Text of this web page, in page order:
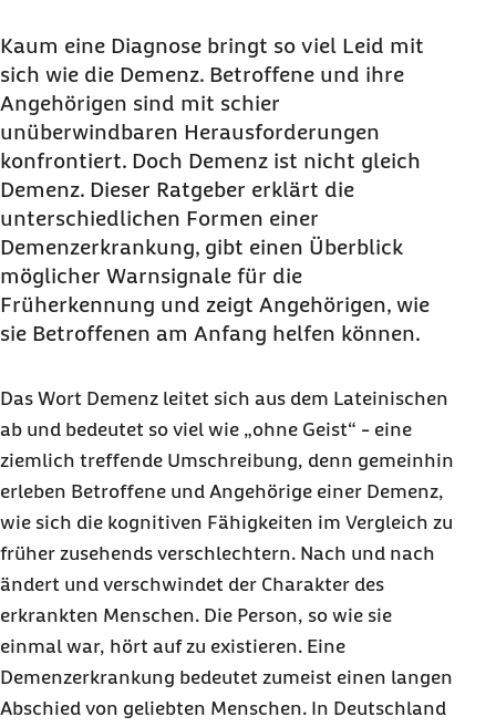
Kaum eine Diagnose bringt so viel Leid mit
sich wie die Demenz. Betroffene und ihre
Angehörigen sind mit schier
unüberwindbaren Herausforderungen
konfrontiert. Doch Demenz ist nicht gleich
Demenz. Dieser Ratgeber erklärt die
unterschiedlichen Formen einer
Demenzerkrankung, gibt einen Überblick
möglicher Warnsignale für die
Früherkennung und zeigt Angehörigen, wie
sie Betroffenen am Anfang helfen können.
Das Wort Demenz leitet sich aus dem Lateinischen
ab und bedeutet so viel wie „ohne Geist“ - eine
ziemlich treffende Umschreibung, denn gemeinhin
erleben Betroffene und Angehörige einer Demenz,
wie sich die kognitiven Fähigkeiten im Vergleich zu
früher zusehends verschlechtern. Nach und nach
ändert und verschwindet der Charakter des
erkrankten Menschen. Die Person, so wie sie
einmal war, hört auf zu existieren. Eine
Demenzerkrankung bedeutet zumeist einen langen
Abschied von geliebten Menschen. In Deutschland